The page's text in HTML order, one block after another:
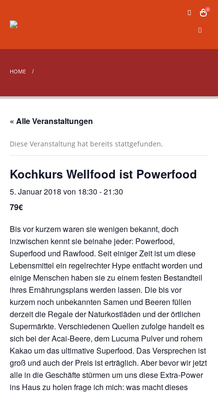
0
HOME
« Alle Veranstaltungen
Diese Veranstaltung hat bereits stattgefunden.
Kochkurs Wellfood ist Powerfood
5. Januar 2018 von 18:30 -21:30
79€
Bis vor kurzem waren sie wenigen bekannt, doch
inzwischen kennt sie beinahe jeder: Powerfood,
Superfood und Rawfood. Seit einiger Zeit ist um diese
Lebensmittel ein regelrechter Hype entfacht worden und
einige Menschen haben sie zu einem festen Bestandteil
ihres Ernährungsplans werden lassen. Die bis vor
kurzem noch unbekannten Samen und Beeren füllen
derzeit die Regale der Naturkostläden und der örtlichen
Supermärkte. Verschiedenen Quellen zufolge handelt es
sich bei der Acai-Beere, dem Lucuma Pulver und rohem
Kakao um das ultimative Superfood. Das Versprechen ist
groß und auch der Preis ist erträglich. Aber bevor wir jetzt
alle in die Geschäfte stürmen um uns diese Extra-Power
ins Haus zu holen frage ich mich: was macht dieses